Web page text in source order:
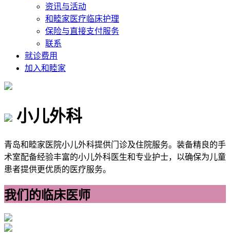
资讯与活动
和睦家医疗临床护理
保险与直接支付服务
联系
就诊费用
加入和睦家
小儿外科
青岛和睦家医院小儿外科提供门诊及住院服务。装备精良的手
术室配备经验丰富的小儿外科医生和专业护士，以确保为儿童
患者提供更优质的医疗服务。
我们的临床医师